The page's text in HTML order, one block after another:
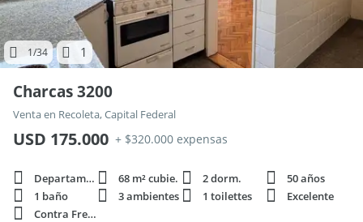
1/34 1
Charcas 3200
Venta en Recoleta, Capital Federal
USD 175.000 + $320.000 expensas
Departamento 68 m² cubie. 2 dorm.
50 años
1 baño
3 ambientes 1 toilettes
Excelente
Contra Frente